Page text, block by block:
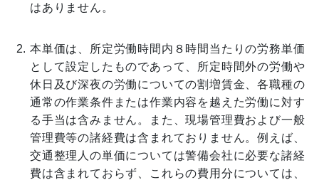
はありません。
本単価は、所定労働時間内８時間当たりの労務単価
として設定したものであって、所定時間外の労働や
休日及び深夜の労働についての割増賃金、各職種の
通常の作業条件または作業内容を越えた労働に対す
る手当は含みません。また、現場管理費および一般
管理費等の諸経費は含まれておりません。例えば、
交通整理人の単価については警備会社に必要な諸経
費は含まれておらず、これらの費用分については、